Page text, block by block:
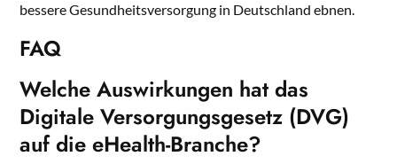
bessere Gesundheitsversorgung in Deutschland ebnen.
FAQ
Welche Auswirkungen hat das
Digitale Versorgungsgesetz (DVG)
auf die eHealth-Branche?